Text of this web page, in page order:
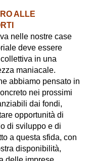
ALLE
nelle nostre case
deve essere
in una
maniacale.
abbiamo pensato in
nei prossimi
dai fondi,
opportunità di
di sviluppo e di
a questa sfida, con
disponibilità,